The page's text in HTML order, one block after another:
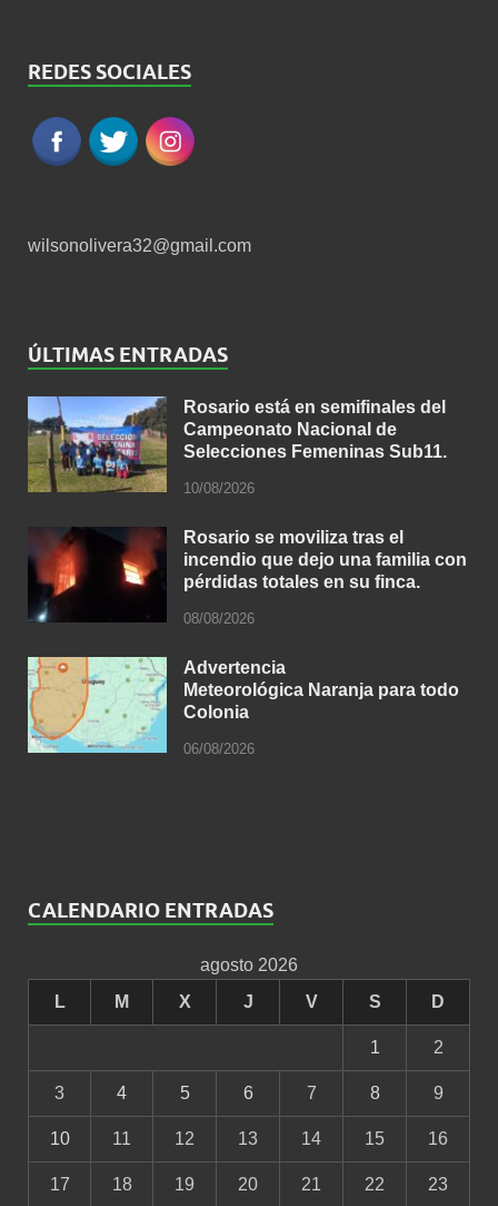
REDES SOCIALES
wilsonolivera32@gmail.com
ÚLTIMAS ENTRADAS
Rosario está en semifinales del
Campeonato Nacional de
Selecciones Femeninas Sub11.
10/08/2026
Rosario se moviliza tras el
incendio que dejo una familia con
pérdidas totales en su finca.
08/08/2026
Advertencia
Meteorológica Naranja para todo
Colonia
06/08/2026
CALENDARIO ENTRADAS
agosto 2026
L
M X J V S D
1 2
3 4 5 6 7 8 9
10 11 12 13 14 15 16
17 18 19 20 21 22 23